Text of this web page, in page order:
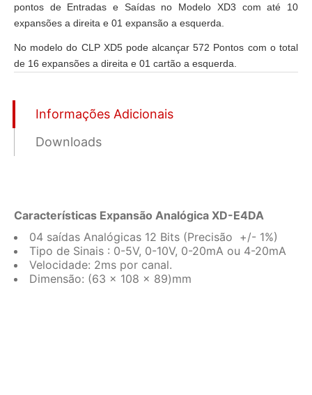
pontos de Entradas e Saídas no Modelo XD3 com até 10
expansões a direita e 01 expansão a esquerda.
No modelo do CLP XD5 pode alcançar 572 Pontos com o total
de 16 expansões a direita e 01 cartão a esquerda.
Informações Adicionais
Downloads
Características Expansão Analógica XD-E4DA
04 saídas Analógicas 12 Bits (Precisão +/- 1%)
Tipo de Sinais : 0-5V, 0-10V, 0-20mA ou 4-20mA
Velocidade: 2ms por canal.
Dimensão: (63 x 108 x 89)mm